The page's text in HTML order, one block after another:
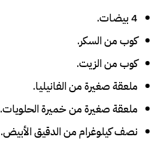
4 بيضات.
كوب من السكر.
كوب من الزيت.
ملعقة صغيرة من الفانيليا.
ملعقة صغيرة من خميرة الحلويات.
نصف كيلوغرام من الدقيق الأبيض.